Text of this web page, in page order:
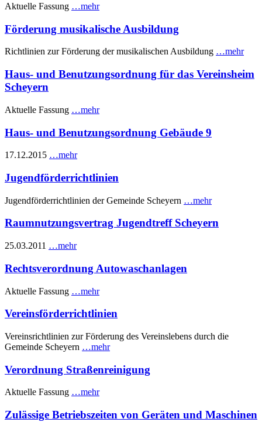
Aktuelle Fassung …mehr
Förderung musikalische Ausbildung
Richtlinien zur Förderung der musikalischen Ausbildung …mehr
Haus- und Benutzungsordnung für das Vereinsheim
Scheyern
Aktuelle Fassung …mehr
Haus- und Benutzungsordnung Gebäude 9
17.12.2015 …mehr
Jugendförderrichtlinien
Jugendförderrichtlinien der Gemeinde Scheyern …mehr
Raumnutzungsvertrag Jugendtreff Scheyern
25.03.2011 …mehr
Rechtsverordnung Autowaschanlagen
Aktuelle Fassung …mehr
Vereinsförderrichtlinien
Vereinsrichtlinien zur Förderung des Vereinslebens durch die
Gemeinde Scheyern …mehr
Verordnung Straßenreinigung
Aktuelle Fassung …mehr
Zulässige Betriebszeiten von Geräten und Maschinen